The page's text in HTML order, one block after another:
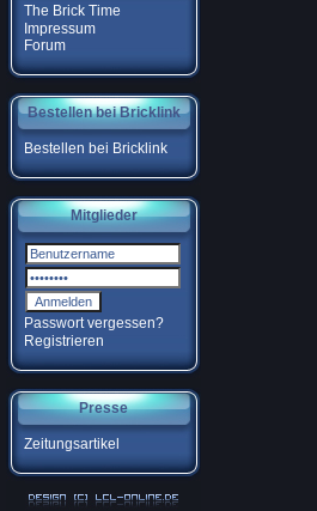
The Brick Time
Impressum
Forum
Bestellen bei Bricklink
Bestellen bei Bricklink
Mitglieder
Passwort vergessen?
Registrieren
Presse
Zeitungsartikel